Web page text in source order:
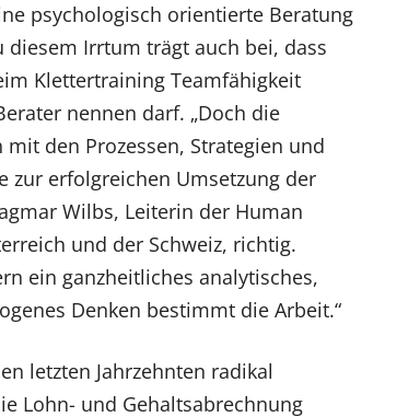
psychologisch orientierte Beratung
Irrtum trägt auch bei, dass
Klettertraining Teamfähigkeit
nennen darf. „Doch die
den Prozessen, Strategien und
zur erfolgreichen Umsetzung der
Wilbs, Leiterin der Human
und der Schweiz, richtig.
ein ganzheitliches analytisches,
Denken bestimmt die Arbeit.“
letzten Jahrzehnten radikal
Lohn- und Gehaltsabrechnung